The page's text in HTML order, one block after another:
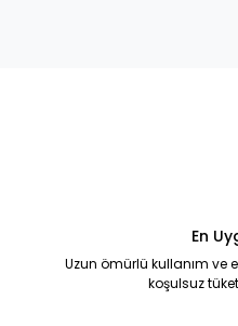
En
Uzun ömürlü kullanım ve
koşulsuz